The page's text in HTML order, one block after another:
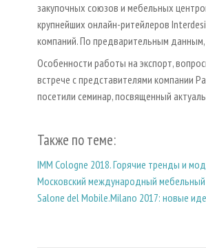
закупочных союзов и мебельных
крупнейших онлайн-ритейлеров
компаний. По предварительным
Особенности работы на экспорт,
встрече с представителями компании
посетили семинар, посвященный
Также по теме:
IMM Cologne 2018. Горячие тренды и
Московский международный мебельный
Salone del Mobile.Milano 2017: новые